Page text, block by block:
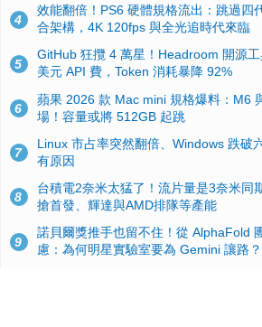
4
效能翻倍！PS6 硬體規格流出：跳過四
合架構，4K 120fps 與全光追時代來臨
5
GitHub 狂攬 4 萬星！Headroom 開源
美元 API 費，Token 消耗暴降 92%
6
蘋果 2026 款 Mac mini 規格爆料：M6
場！容量或將 512GB 起跳
7
Linux 市占率突然翻倍、Windows 跌破
有原因
8
台積電2奈米太猛了！流片量是3奈米同
搶首發、輝達與AMD排隊等產能
9
諾貝爾獎推手也留不住！從 AlphaFold
慮：為何明星實驗室要為 Gemini 讓路？